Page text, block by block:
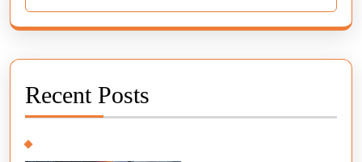
Recent Posts